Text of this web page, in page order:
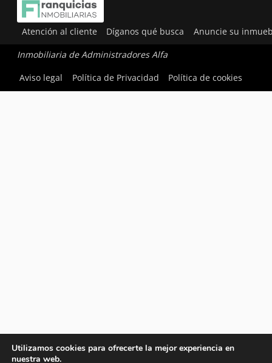
Atención al cliente Díganos qué busca Anuncie su
Inmobiliaria de Administradores Alfa
Aviso legal
Política de Privacidad Política de cookies
Utilizamos cookies para ofrecerte la mejor experiencia en
nuestra web.